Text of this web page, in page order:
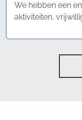
We hebben een
aktiviteiten,